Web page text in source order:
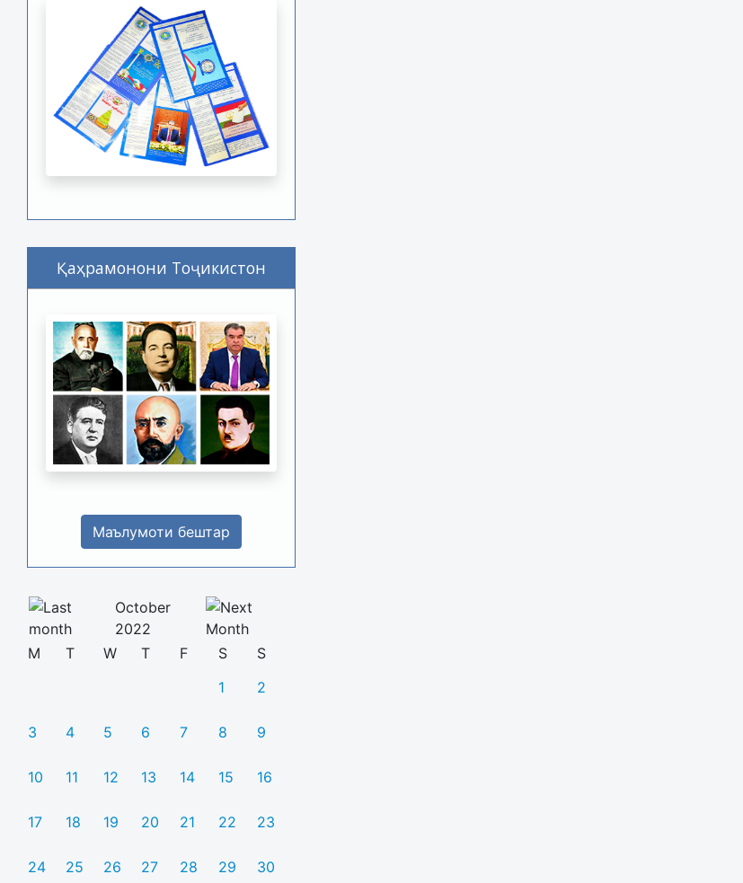
Қаҳрамонони Тоҷикистон
Маълумоти бештар
October
2022
M
T W T F S
S
1
2
3 4 5 6 7 8 9
10 11 12 13 14 15 16
17 18 19 20 21 22 23
24 25 26 27 28 29 30